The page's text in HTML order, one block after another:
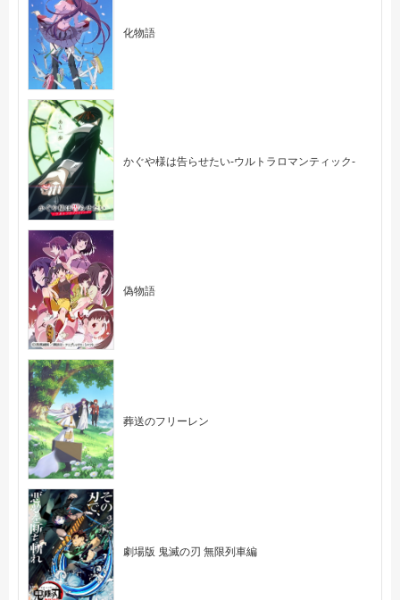
化物語
かぐや様は告らせたい-ウルトラロマンティック-
偽物語
葬送のフリーレン
劇場版 鬼滅の刃 無限列車編